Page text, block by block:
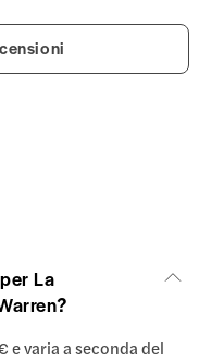
La
e varia a seconda del